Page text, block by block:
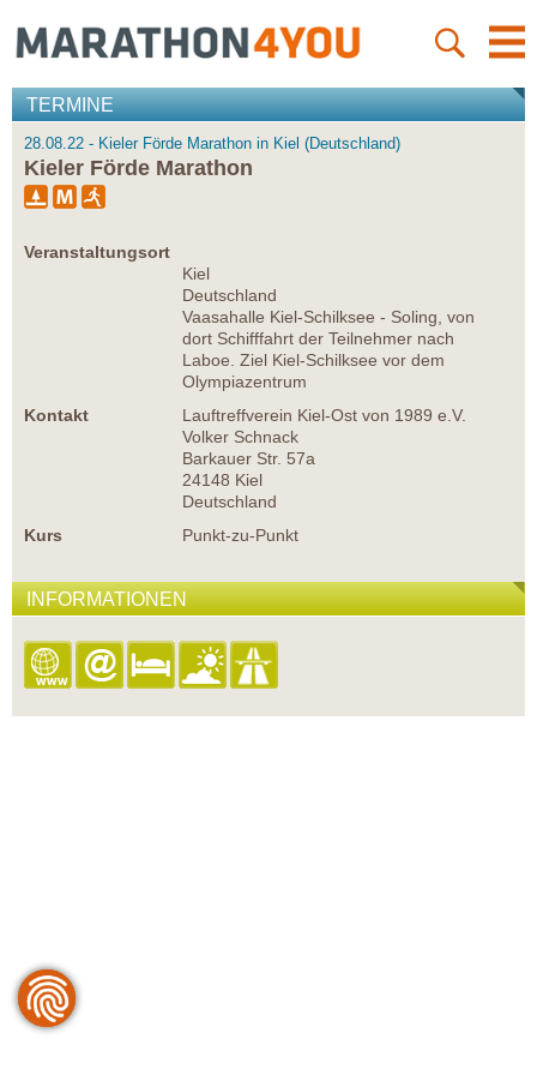
TERMINE
28.08.22 - Kieler Förde Marathon in Kiel (Deutschland)
Kieler Förde Marathon
Veranstaltungsort
Kiel
Deutschland
Vaasahalle Kiel-Schilksee - Soling, von
dort Schifffahrt der Teilnehmer nach
Laboe. Ziel Kiel-Schilksee vor dem
Olympiazentrum
Kontakt
Lauftreffverein Kiel-Ost von 1989 e.V.
Volker Schnack
Barkauer Str. 57a
24148 Kiel
Deutschland
Kurs
Punkt-zu-Punkt
INFORMATIONEN